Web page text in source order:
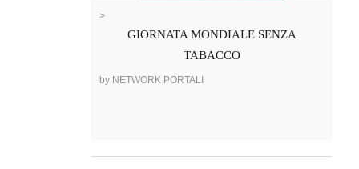
>
GIORNATA MONDIALE SENZA
TABACCO
by NETWORK PORTALI